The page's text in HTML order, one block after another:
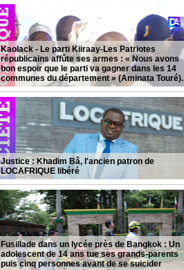
Kaolack - Le parti Kiiraay-Les Patriotes
républicains affûte ses armes : « Nous avons
bon espoir que le parti va gagner dans les 14
communes du département » (Aminata Touré).
Justice : Khadim Bâ, l'ancien patron de
LOCAFRIQUE libéré
Fusillade dans un lycée près de Bangkok : Un
adolescent de 14 ans tue ses grands-parents
puis cinq personnes avant de se suicider